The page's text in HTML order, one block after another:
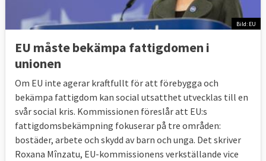
Bild: EU
EU måste bekämpa fattigdomen i
unionen
Om EU inte agerar kraftfullt för att förebygga och
bekämpa fattigdom kan social utsatthet utvecklas till en
svår social kris. Kommissionen föreslår att EU:s
fattigdomsbekämpning fokuserar på tre områden:
bostäder, arbete och skydd av barn och unga. Det skriver
Roxana Mînzatu, EU-kommissionens verkställande vice